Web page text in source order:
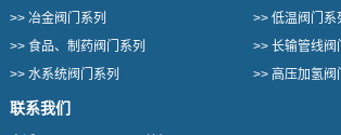
>> 冶金阀门系列 >> 低温阀门系
>> 食品、制药阀门系列 >> 长输管线阀门
>> 水系统阀门系列 >> 高压加氢阀门
联系我们